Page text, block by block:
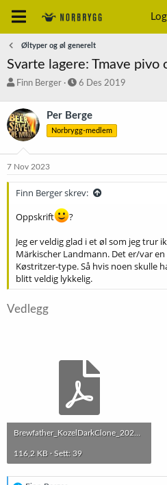
Øltyper og øl generelt
Svarte lagere: Tmave pivo
T
å
d
s
a
r
t
e
Finn Berger
S
r
t
a
o
6 Des 2019
Per Berge
Norbrygg-medlem
7 Nov 2023
Finn Berger skrev:
Oppskrift
?
Jeg er veldig glad i et øl som jeg trur
Märkischer Landmann. Det er/var
Køstritzer-type. Så hvis noen skulle
blitt veldig lykkelig.
Vedlegg
116,2 KB · Sett: 39